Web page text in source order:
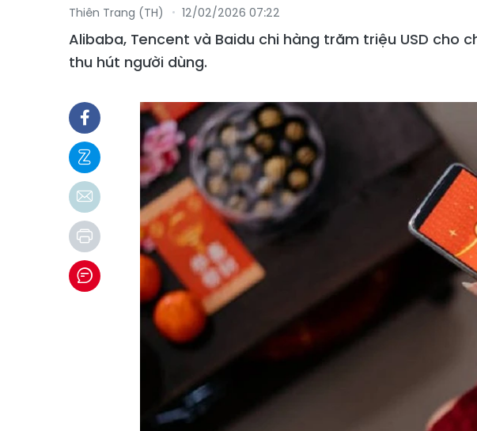
Thiên Trang (TH) 12/02/2026 07:22
Alibaba, Tencent và Baidu chi hàng trăm triệu USD cho
thu hút người dùng.